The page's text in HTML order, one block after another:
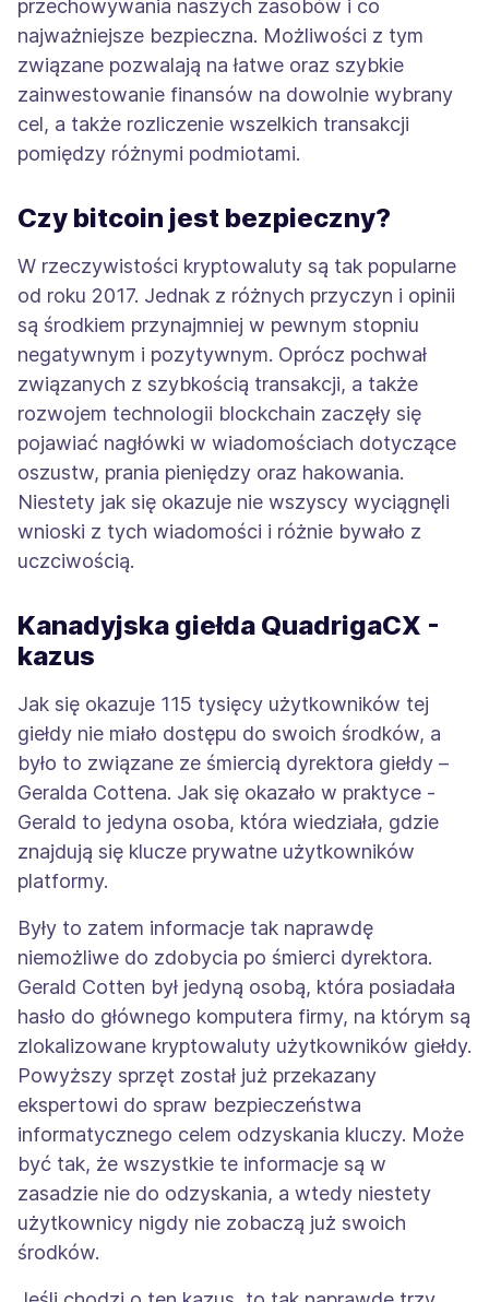
przechowywania naszych zasobów i co
najważniejsze bezpieczna. Możliwości z tym
związane pozwalają na łatwe oraz szybkie
zainwestowanie finansów na dowolnie wybrany
cel, a także rozliczenie wszelkich transakcji
pomiędzy różnymi podmiotami.
Czy bitcoin jest bezpieczny?
W rzeczywistości kryptowaluty są tak popularne
od roku 2017. Jednak z różnych przyczyn i opinii
są środkiem przynajmniej w pewnym stopniu
negatywnym i pozytywnym. Oprócz pochwał
związanych z szybkością transakcji, a także
rozwojem technologii blockchain zaczęły się
pojawiać nagłówki w wiadomościach dotyczące
oszustw, prania pieniędzy oraz hakowania.
Niestety jak się okazuje nie wszyscy wyciągnęli
wnioski z tych wiadomości i różnie bywało z
uczciwością.
Kanadyjska giełda QuadrigaCX -
kazus
Jak się okazuje 115 tysięcy użytkowników tej
giełdy nie miało dostępu do swoich środków, a
było to związane ze śmiercią dyrektora giełdy –
Geralda Cottena. Jak się okazało w praktyce -
Gerald to jedyna osoba, która wiedziała, gdzie
znajdują się klucze prywatne użytkowników
platformy.
Były to zatem informacje tak naprawdę
niemożliwe do zdobycia po śmierci dyrektora.
Gerald Cotten był jedyną osobą, która posiadała
hasło do głównego komputera firmy, na którym są
zlokalizowane kryptowaluty użytkowników giełdy.
Powyższy sprzęt został już przekazany
ekspertowi do spraw bezpieczeństwa
informatycznego celem odzyskania kluczy. Może
być tak, że wszystkie te informacje są w
zasadzie nie do odzyskania, a wtedy niestety
użytkownicy nigdy nie zobaczą już swoich
środków.